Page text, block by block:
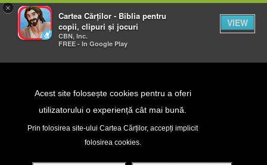
×
Cartea Cărților - Biblia pentru
copii, clipuri și jocuri
CBN, Inc.
FREE - In Google Play
VIEW
Acest site folosește cookies pentru a oferi
utilizatorului o experiență cât mai bună.
Prin folosirea site-ului Cartea Cărților, accepți implicit
folosirea cookies.